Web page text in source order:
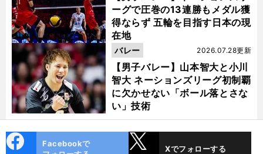
ーグで圧巻の13連勝もメダル獲
得ならず 五輪を目指す日本の現
在地
【男子バレー】山本智大と小川
智大 ネーションズリーグ初制覇
に欠かせない「ボール落とさな
い」技術
2026.07.28更新
バレー
ok
Facebookで
Xでフォローする